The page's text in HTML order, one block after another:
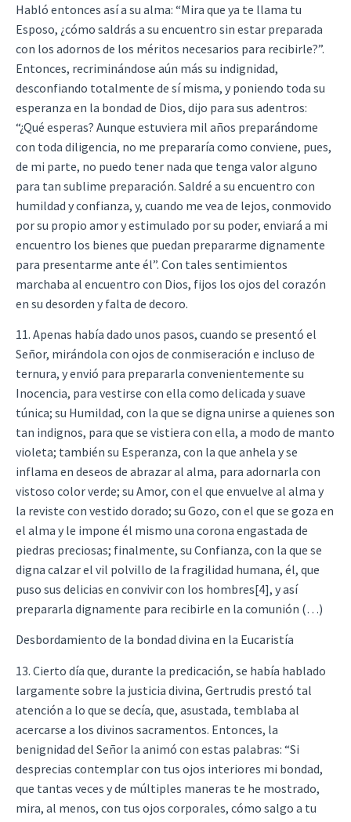
Habló entonces así a su alma: “Mira que ya te llama tu
Esposo, ¿cómo saldrás a su encuentro sin estar preparada
con los adornos de los méritos necesarios para recibirle?”.
Entonces, recriminándose aún más su indignidad,
desconfiando totalmente de sí misma, y poniendo toda su
esperanza en la bondad de Dios, dijo para sus adentros:
“¿Qué esperas? Aunque estuviera mil años preparándome
con toda diligencia, no me prepararía como conviene, pues,
de mi parte, no puedo tener nada que tenga valor alguno
para tan sublime preparación. Saldré a su encuentro con
humildad y confianza, y, cuando me vea de lejos, conmovido
por su propio amor y estimulado por su poder, enviará a mi
encuentro los bienes que puedan prepararme dignamente
para presentarme ante él”. Con tales sentimientos
marchaba al encuentro con Dios, fijos los ojos del corazón
en su desorden y falta de decoro.
11. Apenas había dado unos pasos, cuando se presentó el
Señor, mirándola con ojos de conmiseración e incluso de
ternura, y envió para prepararla convenientemente su
Inocencia, para vestirse con ella como delicada y suave
túnica; su Humildad, con la que se digna unirse a quienes son
tan indignos, para que se vistiera con ella, a modo de manto
violeta; también su Esperanza, con la que anhela y se
inflama en deseos de abrazar al alma, para adornarla con
vistoso color verde; su Amor, con el que envuelve al alma y
la reviste con vestido dorado; su Gozo, con el que se goza en
el alma y le impone él mismo una corona engastada de
piedras preciosas; finalmente, su Confianza, con la que se
digna calzar el vil polvillo de la fragilidad humana, él, que
puso sus delicias en convivir con los hombres[4], y así
prepararla dignamente para recibirle en la comunión (…)
Desbordamiento de la bondad divina en la Eucaristía
13. Cierto día que, durante la predicación, se había hablado
largamente sobre la justicia divina, Gertrudis prestó tal
atención a lo que se decía, que, asustada, temblaba al
acercarse a los divinos sacramentos. Entonces, la
benignidad del Señor la animó con estas palabras: “Si
desprecias contemplar con tus ojos interiores mi bondad,
que tantas veces y de múltiples maneras te he mostrado,
mira, al menos, con tus ojos corporales, cómo salgo a tu